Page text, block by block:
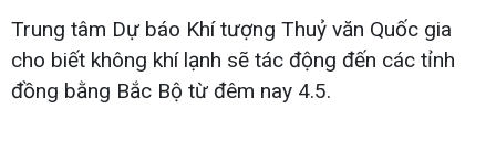
Trung tâm Dự báo Khí tượng Thuỷ văn Quốc gia
cho biết không khí lạnh sẽ tác động đến các tỉnh
đồng bằng Bắc Bộ từ đêm nay 4.5.